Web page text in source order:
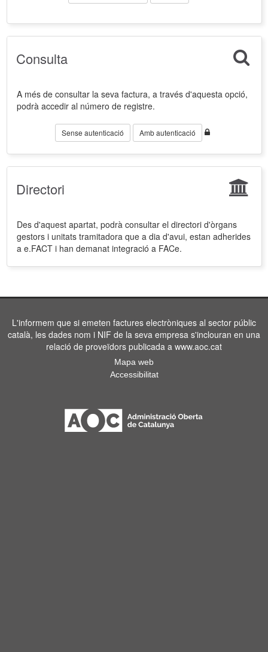
Consulta
A més de consultar la seva factura, a través d'aquesta opció,
podrà accedir al número de registre.
Sense autenticació Amb autenticació
Directori
Des d'aquest apartat, podrà consultar el directori d'òrgans
gestors i unitats tramitadora que a dia d'avui, estan adherides
a e.FACT i han demanat integració a FACe.
L'informem que si emeten factures electròniques al sector públic
català, les dades nom i NIF de la seva empresa s'inclouran en una
relació de proveïdors publicada a www.aoc.cat
Mapa web
Accessibilitat